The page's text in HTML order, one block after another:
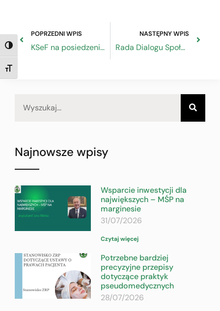
TOGGLE HIGH CONTRAST
TOGGLE FONT SIZE
POPRZEDNI WPIS
KSeF na posiedzeniu plenarnym RDS
NASTĘPNY WPIS
Rada Dialogu Społecznego alarmuje: mniej środków z Funduszu Pracy w 2026 roku
Najnowsze wpisy
Wsparcie inwestycji dla
największych – MŚP na
marginesie
31/07/2026
Czytaj więcej
Potrzebne bardziej
precyzyjne przepisy
dotyczące praktyk
pseudomedycznych
28/07/2026